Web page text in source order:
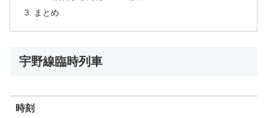
まとめ
宇野線臨時列車
時刻